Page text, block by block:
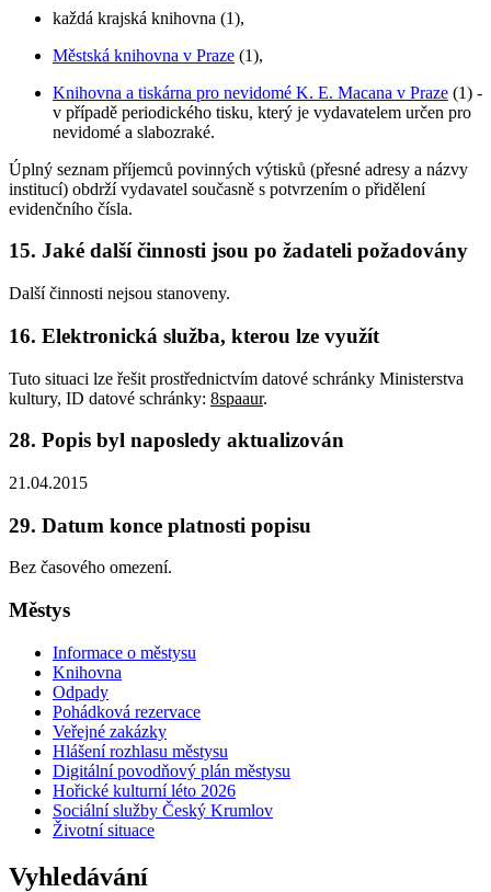
každá krajská knihovna (1),
Městská knihovna v Praze (1),
Knihovna a tiskárna pro nevidomé K. E. Macana v Praze (1) -
v případě periodického tisku, který je vydavatelem určen pro
nevidomé a slabozraké.
Úplný seznam příjemců povinných výtisků (přesné adresy a názvy
institucí) obdrží vydavatel současně s potvrzením o přidělení
evidenčního čísla.
15. Jaké další činnosti jsou po žadateli požadovány
Další činnosti nejsou stanoveny.
16. Elektronická služba, kterou lze využít
Tuto situaci lze řešit prostřednictvím datové schránky Ministerstva
kultury, ID datové schránky: 8spaaur.
28. Popis byl naposledy aktualizován
21.04.2015
29. Datum konce platnosti popisu
Bez časového omezení.
Městys
Informace o městysu
Knihovna
Odpady
Pohádková rezervace
Veřejné zakázky
Hlášení rozhlasu městysu
Digitální povodňový plán městysu
Hořické kulturní léto 2026
Sociální služby Český Krumlov
Životní situace
Vyhledávání